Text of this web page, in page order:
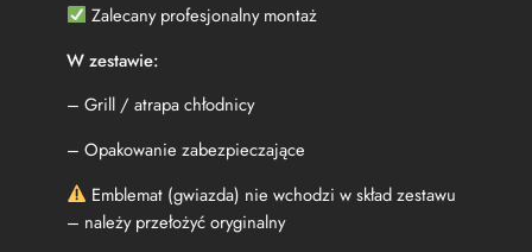
–
0
7
T
-
Zalecany profesjonalny montaż
W zestawie:
– Grill / atrapa chłodnicy
– Opakowanie zabezpieczające
Emblemat (gwiazda) nie wchodzi w skład zestawu
– należy przełożyć oryginalny